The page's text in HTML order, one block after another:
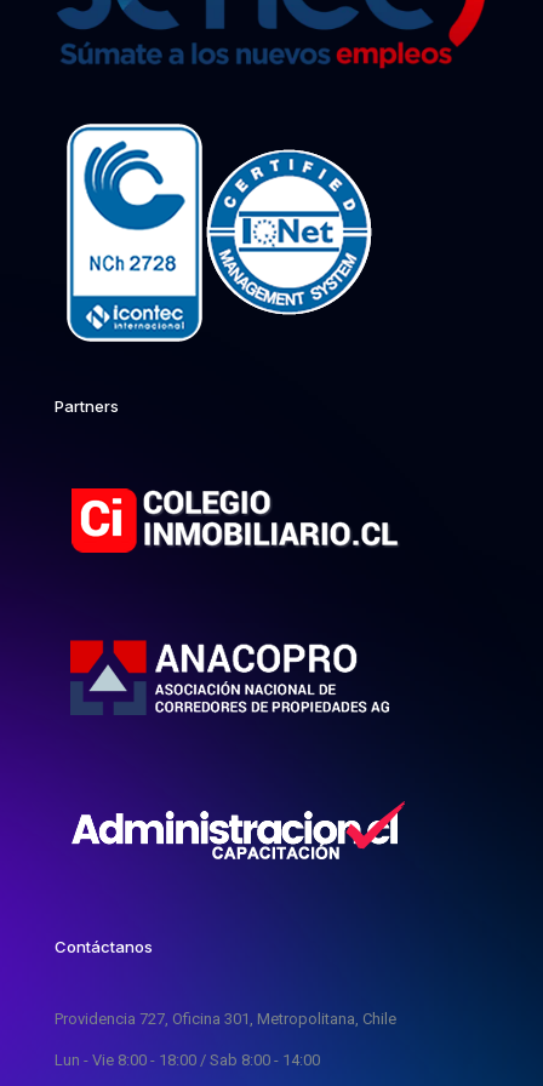
Partners
Contáctanos
Providencia 727, Oficina 301, Metropolitana, Chile
Lun - Vie 8:00 - 18:00 / Sab 8:00 - 14:00